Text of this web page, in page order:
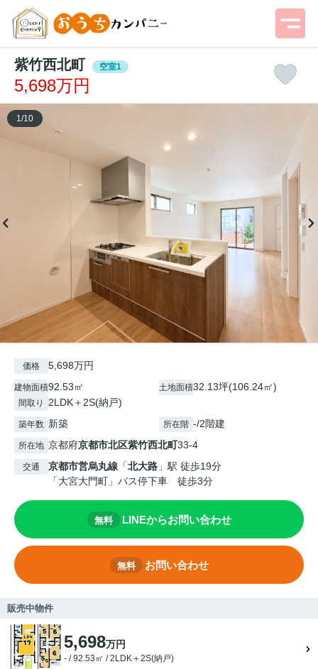
紫竹西北町 空室1
5,698万円
1 /10
価格 5,698万円
建物面積92.53㎡ 土地面積32.13坪(106.24㎡)
間取り 2LDK＋2S(納戸)
築年数 新築 所在階 -/2階建
所在地 京都府京都市北区紫竹西北町33-4
交通 京都市営烏丸線 「北大路 」駅 徒歩19分
「大宮大門町」バス停下車 徒歩3分
無料 LINEからお問い合わせ
無料 お問い合わせ
販売中物件
5,698万円
- / 92.53㎡ / 2LDK＋2S(納戸)